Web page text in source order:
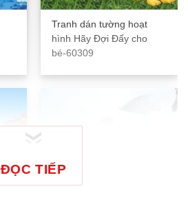
Tranh dán tường hoạt
hình Hãy Đợi Đấy cho
bé-60309
ĐỌC TIẾP